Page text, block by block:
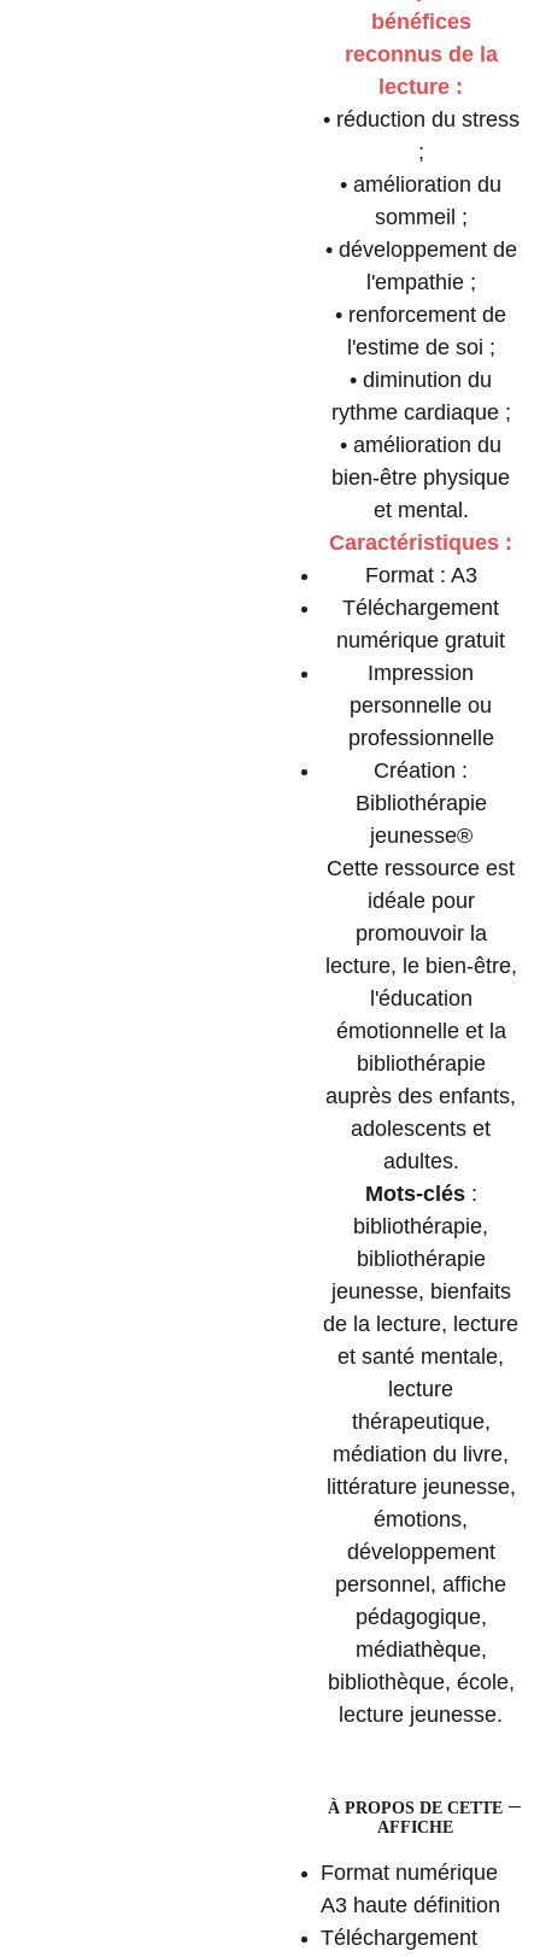
bénéfices
reconnus de la
lecture :
• réduction du stress
;
• amélioration du
sommeil ;
• développement de
l'empathie ;
• renforcement de
l'estime de soi ;
• diminution du
rythme cardiaque ;
• amélioration du
bien-être physique
et mental.
Caractéristiques :
Format : A3
Téléchargement
numérique gratuit
Impression
personnelle ou
professionnelle
Création :
Bibliothérapie
jeunesse®
Cette ressource est
idéale pour
promouvoir la
lecture, le bien-être,
l'éducation
émotionnelle et la
bibliothérapie
auprès des enfants,
adolescents et
adultes.
Mots-clés:
bibliothérapie,
bibliothérapie
jeunesse, bienfaits
de la lecture, lecture
et santé mentale,
lecture
thérapeutique,
médiation du livre,
littérature jeunesse,
émotions,
développement
personnel, affiche
pédagogique,
médiathèque,
bibliothèque, école,
lecture jeunesse.
À PROPOS DE CETTE
AFFICHE
Format numérique
A3 haute définition
Téléchargement